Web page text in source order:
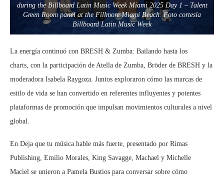
during the Billboard Latin Music Week Miami 2025 Day 1 – Talent
Green Room panel at the Fillmore Miami Beach. Foto cortesía
Billboard Latin Music Week
La energía continuó con BRESH & Zumba: Bailando hasta los
charts, con la participación de Atella de Zumba, Bröder de BRESH y la
moderadora Isabela Raygoza. Juntos exploraron cómo las marcas de
estilo de vida se han convertido en referentes influyentes y potentes
plataformas de promoción que impulsan movimientos culturales a nivel
global.
En Deja que tu música hable más fuerte, presentado por Rimas
Publishing, Emilio Morales, King Savagge, Machael y Michelle
Maciel se unieron a Pamela Bustios para conversar sobre cómo